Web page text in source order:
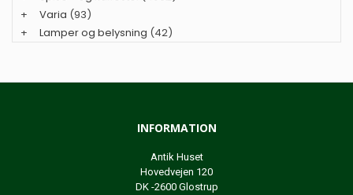
+
Varia (93)
+
Lamper og belysning (42)
INFORMATION
Antik Huset
Hovedvejen 120
DK -2600 Glostrup